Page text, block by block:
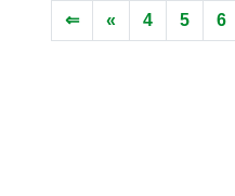
⇐ « Gehe zu Seite 8
4 5 6